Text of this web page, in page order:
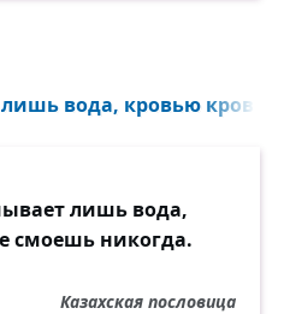
вода, кровью кровь
лишь вода,
смоешь никогда.
Казахская пословица